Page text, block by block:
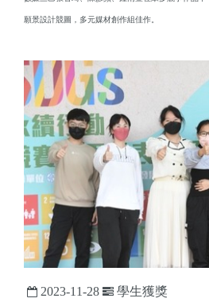
願景設計競圖，多元媒材創作組佳作。
2023-11-28
學生獲獎